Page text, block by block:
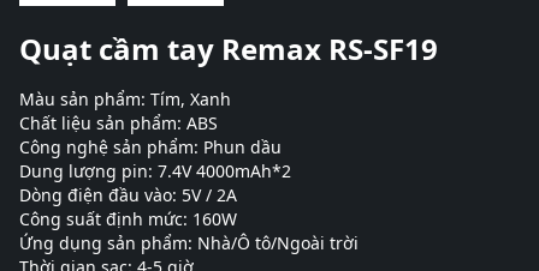
Quạt cầm tay Remax RS-SF19
Màu sản phẩm: Tím, Xanh
Chất liệu sản phẩm: ABS
Công nghệ sản phẩm: Phun dầu
Dung lượng pin: 7.4V 4000mAh*2
Dòng điện đầu vào: 5V / 2A
Công suất định mức: 160W
Ứng dụng sản phẩm: Nhà/Ô tô/Ngoài trời